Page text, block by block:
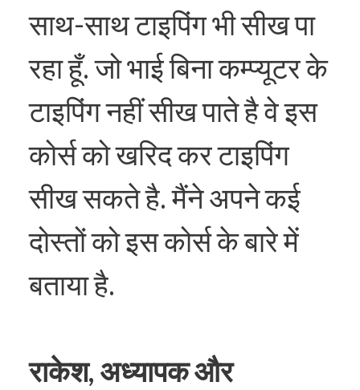
साथ-साथ टाइपिंग भी सीख पा
रहा हूँ. जो भाई बिना कम्प्यूटर के
टाइपिंग नहीं सीख पाते है वे इस
कोर्स को खरिद कर टाइपिंग
सीख सकते है. मैंने अपने कई
दोस्तों को इस कोर्स के बारे में
बताया है.
राकेश, अध्यापक और